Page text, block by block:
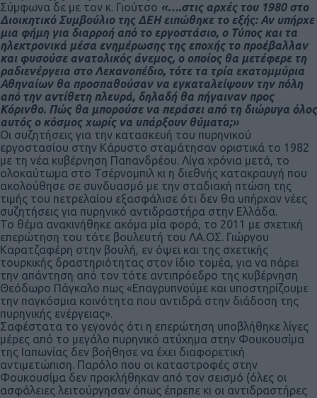
Σύμφωνα δε με τον κ. Γιούτσο «….στις αρχές του 1980 στο
Διοικητικό Συμβούλιο της ΔΕΗ ειπώθηκε το εξής: Αν υπήρχε
μια φήμη για διαρροή από το εργοστάσιο, ο Τύπος και τα
ηλεκτρονικά μέσα ενημέρωσης της εποχής το προέβαλλαν
και φυσούσε ανατολικός άνεμος, ο οποίος θα μετέφερε τη
ραδιενέργεια στο Λεκανοπέδιο, τότε τα τρία εκατομμύρια
Αθηναίων θα προσπαθούσαν να εγκαταλείψουν την πόλη
από την αντίθετη πλευρά, δηλαδή θα πήγαιναν προς
Κόρινθο. Πώς θα μπορούσε να περάσει από τη διώρυγα όλος
αυτός ο κόσμος χωρίς να υπάρξουν θύματα;»
Οι συζητήσεις για την κατασκευή του πυρηνικού
εργοστασίου στην Κάρυστο σταμάτησαν οριστικά το 1982
με τη νέα κυβέρνηση Παπανδρέου. Λίγα χρόνια μετά, το
ολοκαύτωμα στο Τσέρνομπιλ κι η διεθνής κατακραυγή που
ακολούθησε σε συνδυασμό με την σταδιακή πτώση της
τιμής του πετρελαίου εξασφάλισε ότι δεν θα υπήρχαν νέες
συζητήσεις για πυρηνικό αντιδραστήρα στην Ελλάδα.
Το θέμα ανακινήθηκε ακόμα μία φορά, το 2011 με σχετική
επερώτηση του τότε βουλευτή του ΛΑ.ΟΣ. Γιώργου
Καρατζαφέρη στην βουλή, εν όψει και της σχετικής
τουρκικής δραστηριότητας στον ίδιο τομέα, για να πάρει
την απάντηση από τον τότε αντιπρόεδρο της κυβέρνηση
Θεόδωρο Πάγκαλο πως «Επαγρυπνούμε και υποστηρίζουμε
την παγκόσμια κοινότητα που αντιδρά στην διάδοση της
πυρηνικής ενέργειας».
Σαφέστατα το γεγονός ότι η επερώτηση υποβλήθηκε λίγες
μέρες από το μεγάλο πυρηνικό ατύχημα στην Φουκουσίμα
της Ιαπωνίας δεν βοήθησε να έχει διαφορετική
αντιμετώπιση. Παρόλο που οι καταστροφές στην
Φουκουσίμα δεν προκλήθηκαν από τον σεισμό (όλες οι
ασφάλειες λειτούργησαν όπως έπρεπε κι οι αντιδραστήρες